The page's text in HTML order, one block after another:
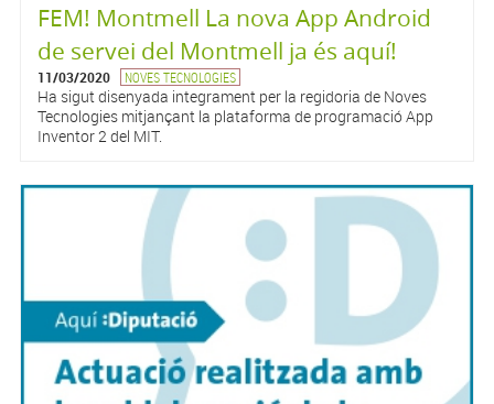
FEM! Montmell La nova App Android
de servei del Montmell ja és aquí!
11/03/2020 NOVES TECNOLOGIES
Ha sigut disenyada integrament per la regidoria de Noves
Tecnologies mitjançant la plataforma de programació App
Inventor 2 del MIT.